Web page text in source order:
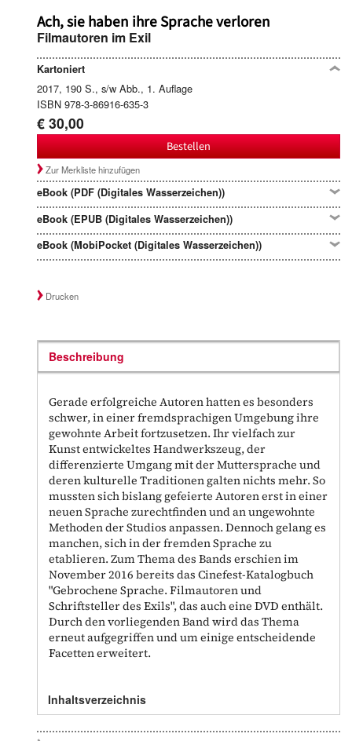
Ach, sie haben ihre Sprache verloren
Filmautoren im Exil
Kartoniert
2017, 190 S., s/w Abb., 1. Auflage
ISBN 978-3-86916-635-3
€ 30,00
Bestellen
Zur Merkliste hinzufügen
eBook (PDF (Digitales Wasserzeichen))
eBook (EPUB (Digitales Wasserzeichen))
eBook (MobiPocket (Digitales Wasserzeichen))
Drucken
Beschreibung
Gerade erfolgreiche Autoren hatten es besonders
schwer, in einer fremdsprachigen Umgebung ihre
gewohnte Arbeit fortzusetzen. Ihr vielfach zur
Kunst entwickeltes Handwerkszeug, der
differenzierte Umgang mit der Muttersprache und
deren kulturelle Traditionen galten nichts mehr. So
mussten sich bislang gefeierte Autoren erst in einer
neuen Sprache zurechtfinden und an ungewohnte
Methoden der Studios anpassen. Dennoch gelang es
manchen, sich in der fremden Sprache zu
etablieren. Zum Thema des Bands erschien im
November 2016 bereits das Cinefest-Katalogbuch
"Gebrochene Sprache. Filmautoren und
Schriftsteller des Exils", das auch eine DVD enthält.
Durch den vorliegenden Band wird das Thema
erneut aufgegriffen und um einige entscheidende
Facetten erweitert.
Inhaltsverzeichnis